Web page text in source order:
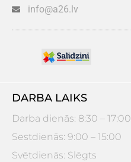
info@a26.lv
DARBA LAIKS
Darba dienās: 8:30 – 17:00
Sestdienās: 9:00 – 15:00
Svētdienās: Slēgts